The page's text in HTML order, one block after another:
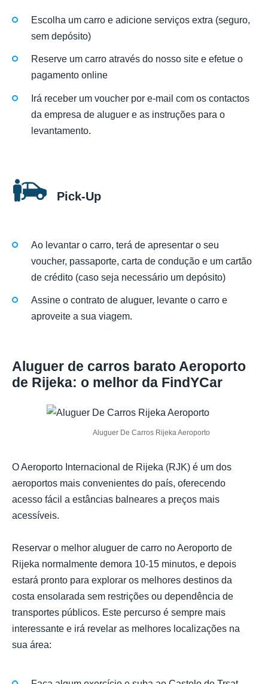
Escolha um carro e adicione serviços extra (seguro,
sem depósito)
Reserve um carro através do nosso site e efetue o
pagamento online
Irá receber um voucher por e-mail com os contactos
da empresa de aluguer e as instruções para o
levantamento.
Pick-Up
Ao levantar o carro, terá de apresentar o seu
voucher, passaporte, carta de condução e um cartão
de crédito (caso seja necessário um depósito)
Assine o contrato de aluguer, levante o carro e
aproveite a sua viagem.
Aluguer de carros barato Aeroporto
de Rijeka: o melhor da FindYCar
Aluguer De Carros Rijeka Aeroporto
O Aeroporto Internacional de Rijeka (RJK) é um dos
aeroportos mais convenientes do país, oferecendo
acesso fácil a estâncias balneares a preços mais
acessíveis.
Reservar o melhor aluguer de carro no Aeroporto de
Rijeka normalmente demora 10-15 minutos, e depois
estará pronto para explorar os melhores destinos da
costa ensolarada sem restrições ou dependência de
transportes públicos. Este percurso é sempre mais
interessante e irá revelar as melhores localizações na
sua área: